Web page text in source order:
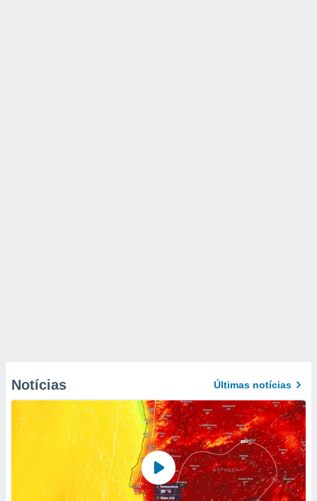
Notícias Últimas notícias